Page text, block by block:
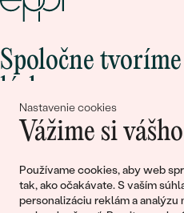
Nastavenie cookies
Vážime si
Používame cookies, aby web
tak, ako očakávate. S vaším
personalizáciu reklám a
Spoločne
lásky
Pripojte sa k nám!